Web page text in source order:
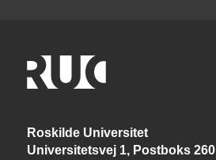
Roskilde Universitet
Universitetsvej 1, Postboks 260